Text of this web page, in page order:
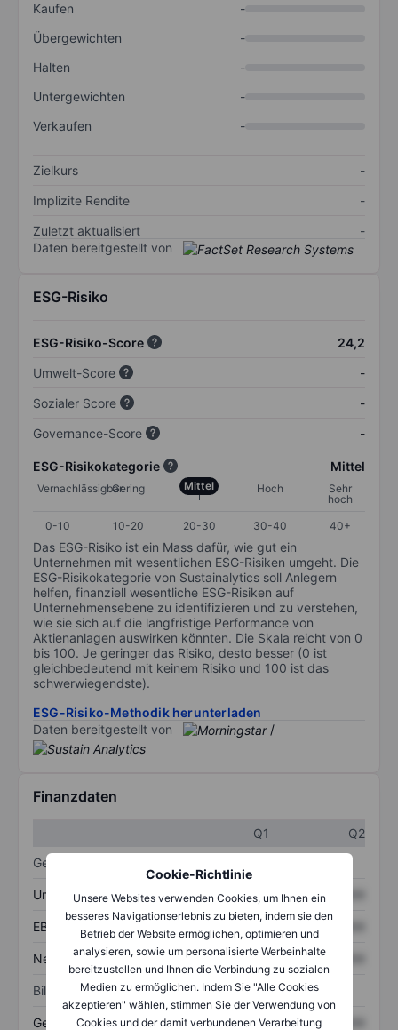
Cookie-Richtlinie
Unsere Websites verwenden Cookies, um Ihnen ein
besseres Navigationserlebnis zu bieten, indem sie den
Betrieb der Website ermöglichen, optimieren und
analysieren, sowie um personalisierte Werbeinhalte
bereitzustellen und Ihnen die Verbindung zu sozialen
Medien zu ermöglichen. Indem Sie "Alle Cookies
akzeptieren" wählen, stimmen Sie der Verwendung von
Cookies und der damit verbundenen Verarbeitung
Kaufen
-
Übergewichten
-
Halten
-
Untergewichten
-
Verkaufen
-
Zielkurs
-
Implizite Rendite
-
Zuletzt aktualisiert
-
Daten bereitgestellt von
ESG-Risiko
ESG-Risiko-Score
24,2
Umwelt-Score
-
Sozialer Score
-
Governance-Score
-
ESG-Risikokategorie Mittel
VernachlässigbarGering Mittel Hoch
Sehr
hoch
0-10
10-20 20-30 30-40 40+
Das ESG-Risiko ist ein Mass dafür, wie gut ein
Unternehmen mit wesentlichen ESG-Risiken umgeht. Die
ESG-Risikokategorie von Sustainalytics soll Anlegern
helfen, finanziell wesentliche ESG-Risiken auf
Unternehmensebene zu identifizieren und zu verstehen,
wie sie sich auf die langfristige Performance von
Aktienanlagen auswirken könnten. Die Skala reicht von 0
bis 100. Je geringer das Risiko, desto besser (0 ist
gleichbedeutend mit keinem Risiko und 100 ist das
schwerwiegendste).
ESG-Risiko-Methodik herunterladen
Daten bereitgestellt von
/
Finanzdaten
Q1
Q2
Gewinn- und Verlustrechnung
Umsatz XXXXXXX XXXXXXX
EBITDA XXXXXXX XXXXXXX
Nettoeinkommen XXXXXXX XXXXXXX
Bilanz
Gesamtvermögen XXXXXXX XXXXXXX